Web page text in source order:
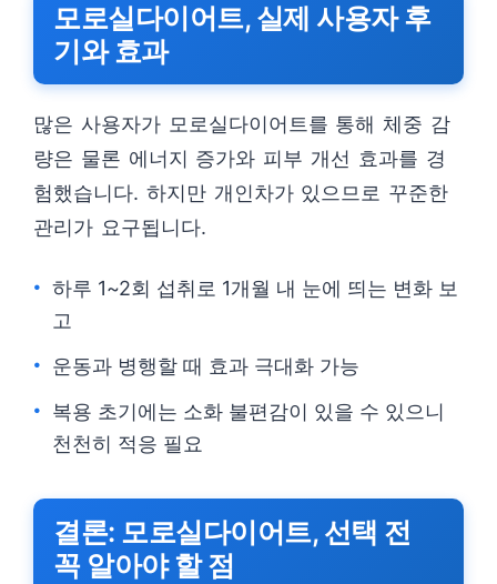
모로실다이어트, 실제 사용자 후
기와 효과
많은 사용자가 모로실다이어트를 통해 체중 감
량은 물론 에너지 증가와 피부 개선 효과를 경
험했습니다. 하지만 개인차가 있으므로 꾸준한
관리가 요구됩니다.
하루 1~2회 섭취로 1개월 내 눈에 띄는 변화 보
고
운동과 병행할 때 효과 극대화 가능
복용 초기에는 소화 불편감이 있을 수 있으니
천천히 적응 필요
결론: 모로실다이어트, 선택 전
꼭 알아야 할 점